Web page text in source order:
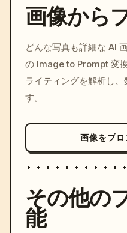
画像から
どんな写真も詳細な AI
の Image to Prompt 変
ライティングを解析し
す。
画像をプ
その他の
能